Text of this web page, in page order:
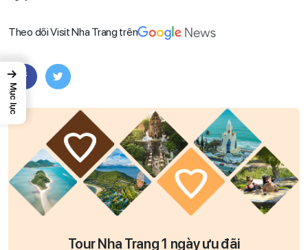
Theo dõi Visit Nha Trang trên
Tour Nha Trang 1 ngày ưu đãi
→
Mục lục